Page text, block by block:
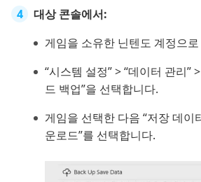
대상 콘솔에서:
게임을 소유한 닌텐도 계정으
“시스템 설정” > “데이터 관리”
드 백업”을 선택합니다.
게임을 선택한 다음 “저장 데이
운로드”를 선택합니다.